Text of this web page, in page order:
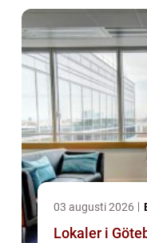
03 augusti 2026
Lokaler i